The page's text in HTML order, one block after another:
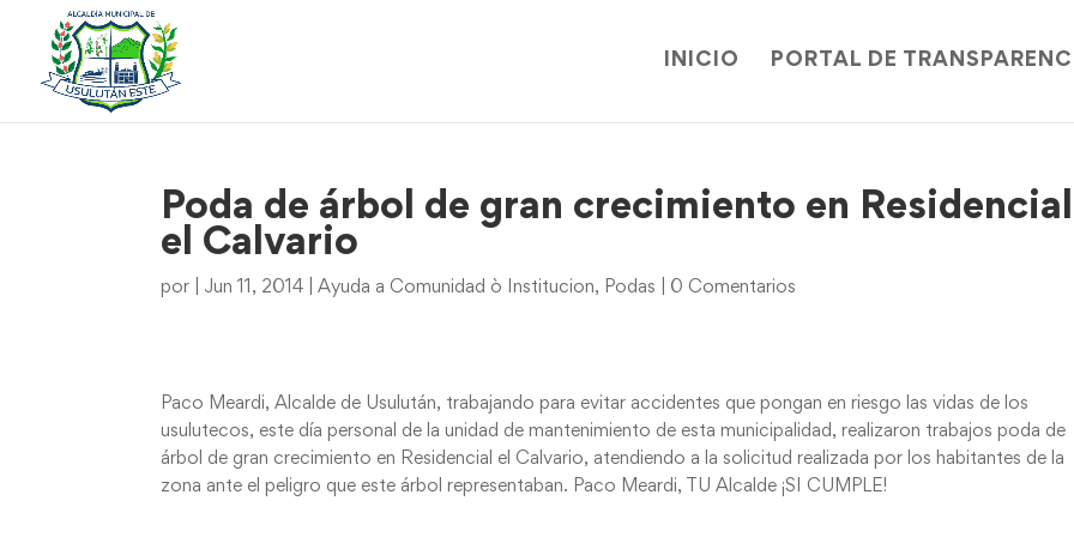
INICIO PORTAL DE
Poda de árbol de gran crecimiento en Residencial
el Calvario
por Jun 11, 2014 |Ayuda a Comunidad ò Institucion, Podas 0 Comentarios
Paco Meardi, Alcalde de Usulután, trabajando para evitar accidentes que pongan en riesgo las vidas de los
usulutecos, este día personal de la unidad de mantenimiento de esta municipalidad, realizaron trabajos poda de
árbol de gran crecimiento en Residencial el Calvario, atendiendo a la solicitud realizada por los habitantes de la
zona ante el peligro que este árbol representaban. Paco Meardi, TU Alcalde ¡SI CUMPLE!